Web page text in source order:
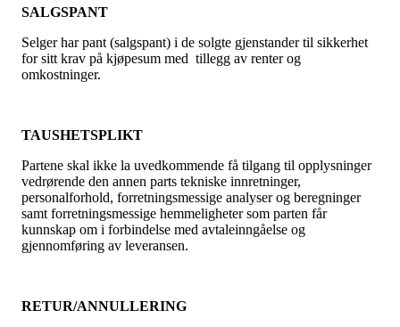
SALGSPANT
Selger har pant (salgspant) i de solgte gjenstander til sikkerhet
for sitt krav på kjøpesum med tillegg av renter og
omkostninger.
TAUSHETSPLIKT
Partene skal ikke la uvedkommende få tilgang til opplysninger
vedrørende den annen parts tekniske innretninger,
personalforhold, forretningsmessige analyser og beregninger
samt forretningsmessige hemmeligheter som parten får
kunnskap om i forbindelse med avtaleinngåelse og
gjennomføring av leveransen.
RETUR/ANNULLERING